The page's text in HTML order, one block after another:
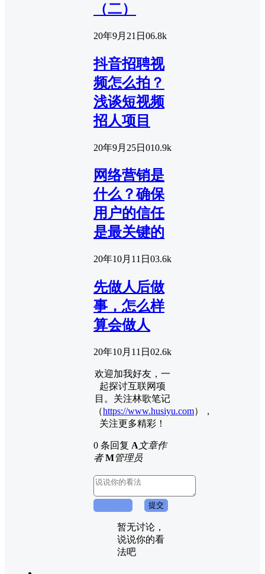
（二）
20年9月21日 06.8k
抖音招聘视
频怎么拍？
浅谈短视频
招人项目
20年9月25日 010.9k
网络营销是
什么？确保
用户的信任
是最关键的
20年10月11日 03.6k
先做人后做
事，怎么样
算会做人
20年10月11日 02.6k
欢迎加我好友，一
起探讨互联网项
目。关注林歌笔记
（https://www.husiyu.com），
关注更多精彩！
0 条回复 A文章作
者 M管理员
提交
暂无讨论，
说说你的看
法吧